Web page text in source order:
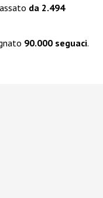
da 2.494
90.000 seguaci.